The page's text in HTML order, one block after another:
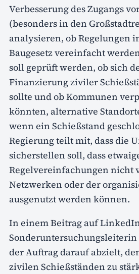
Verbesserung des Zugangs
(besonders in den
analysieren, ob Regelungen
Baugesetz vereinfacht
soll geprüft werden, ob sich
Finanzierung ziviler
sollte und ob Kommunen
könnten, alternative
wenn ein Schießstand
Regierung teilt mit, dass die
sicherstellen soll, dass
Regelvereinfachungen nicht
Netzwerken oder der
ausgenutzt werden können.
In einem Beitrag auf
Sonderuntersuchungsleiterin
der Auftrag darauf abzielt,
zivilen Schießständen zu